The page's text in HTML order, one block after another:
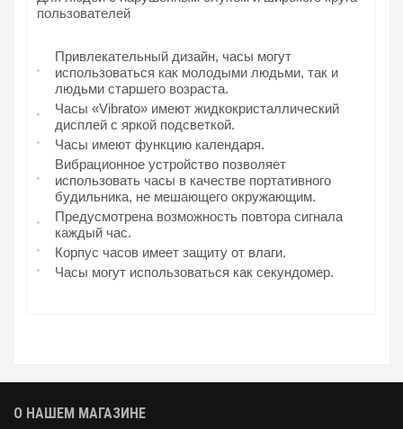
пользователей
Привлекательный дизайн, часы могут
использоваться как молодыми людьми, так и
людьми старшего возраста.
Часы «Vibrato» имеют жидкокристаллический
дисплей с яркой подсветкой.
Часы имеют функцию календаря.
Вибрационное устройство позволяет
использовать часы в качестве портативного
будильника, не мешающего окружающим.
Предусмотрена возможность повтора сигнала
каждый час.
Корпус часов имеет защиту от влаги.
Часы могут использоваться как секундомер.
О НАШЕМ МАГАЗИНЕ